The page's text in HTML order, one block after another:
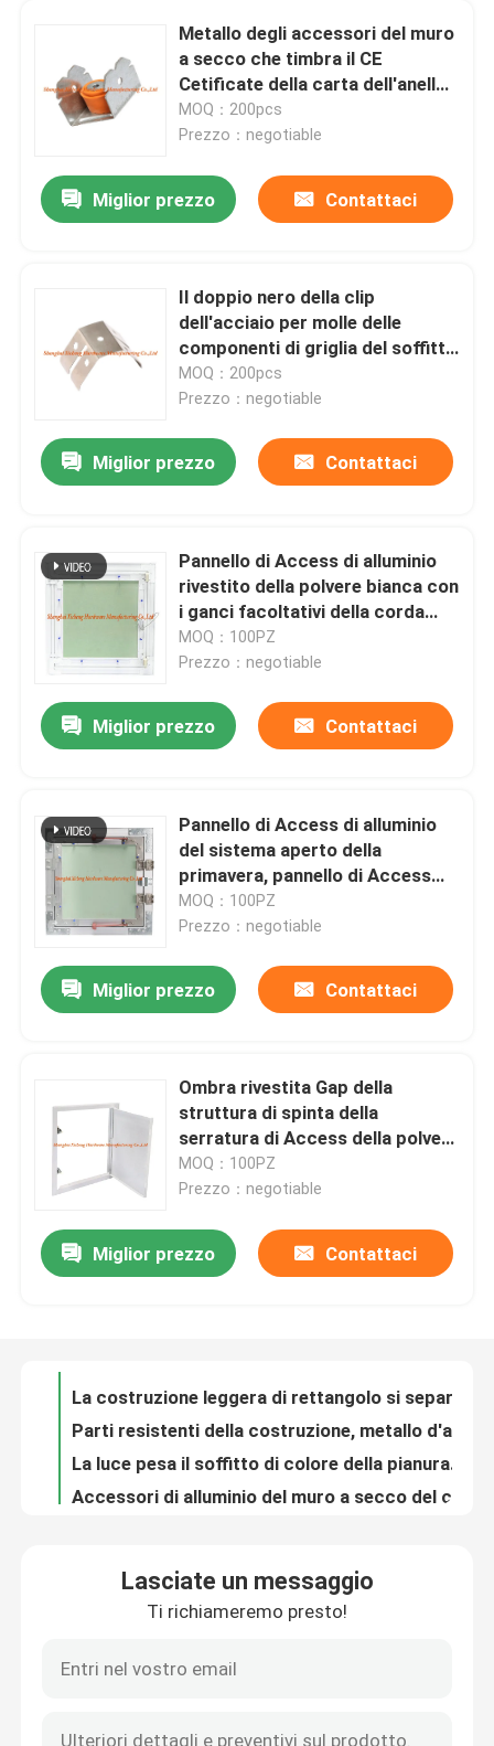
Casa
Prodotti
Circa noi
Contattici
Pannello di Access di alluminio
Pannello di Access d'acciaio
Accessori del muro a secco
Metallo degli accessori del muro
a secco che timbra il CE
Cetificate della carta dell'anello
di gomma delle parti
MOQ：200pcs
Prezzo：negotiable
Miglior prezzo Contattaci
Il doppio nero della clip
dell'acciaio per molle delle
componenti di griglia del soffitto
della primavera di tensione ha
fosfatizzato lo zinco placcato
MOQ：200pcs
Prezzo：negotiable
Miglior prezzo Contattaci
Pannello di Access di alluminio
rivestito della polvere bianca con
i ganci facoltativi della corda
della struttura di alluminio per i
soffitti e la parete
MOQ：100PZ
Prezzo：negotiable
Miglior prezzo Contattaci
Pannello di Access di alluminio
del sistema aperto della
primavera, pannello di Access
rosso del soffitto del muro a
secco del gancio
MOQ：100PZ
Prezzo：negotiable
Miglior prezzo Contattaci
Ombra rivestita Gap della
struttura di spinta della
serratura di Access della polvere
bianca d'acciaio a livello del
pannello
MOQ：100PZ
Prezzo：negotiable
Miglior prezzo Contattaci
Accessori del muro a secco dell'acciaio dolce con il supporto dell'OEM dell'acciaio per costruzioni edili
Metallo d'acciaio galvanizzato che timbra le parti, anelli di serraggio dell'acciaio di placcatura dello zinco
Lasciate un messaggio
Ti richiameremo presto!